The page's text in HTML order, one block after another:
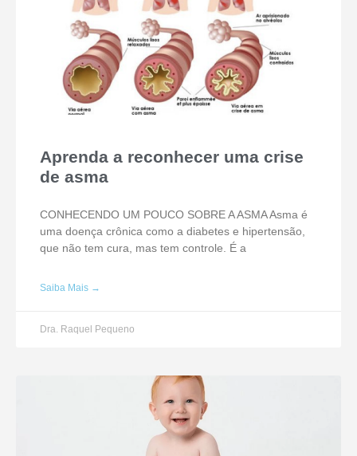
Aprenda a reconhecer uma crise
de asma
CONHECENDO UM POUCO SOBRE A ASMA Asma é
uma doença crônica como a diabetes e hipertensão,
que não tem cura, mas tem controle. É a
Saiba Mais →
Dra. Raquel Pequeno